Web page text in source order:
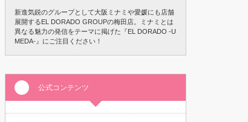
新進気鋭のグループとして大阪ミナミや愛媛にも店舗
展開するEL DORADO GROUPの梅田店。ミナミとは
異なる魅力の発信をテーマに掲げた『EL DORADO -U
MEDA-』にご注目ください！
公式コンテンツ